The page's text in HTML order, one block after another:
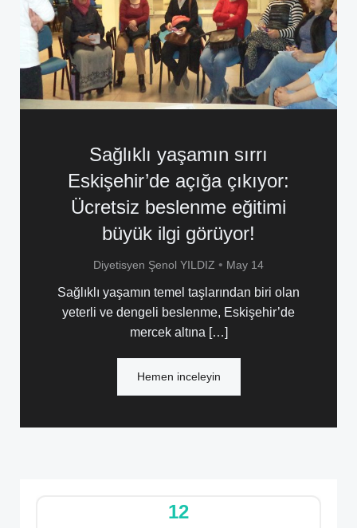
Sağlıklı yaşamın sırrı
Eskişehir’de açığa çıkıyor:
Ücretsiz beslenme eğitimi
büyük ilgi görüyor!
Diyetisyen Şenol YILDIZ • May 14
Sağlıklı yaşamın temel taşlarından biri olan
yeterli ve dengeli beslenme, Eskişehir’de
mercek altına […]
Hemen inceleyin
12